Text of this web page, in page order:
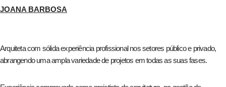
JOANA BARBOSA
Arquiteta com sólida experiência profissional nos setores público e privado,
abrangendo uma ampla variedade de projetos em todas as suas fases.